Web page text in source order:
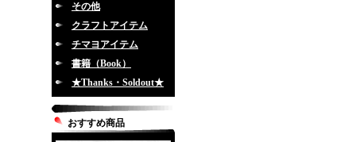
その他
クラフトアイテム
チマヨアイテム
書籍（Book）
★Thanks・Soldout★
おすすめ商品